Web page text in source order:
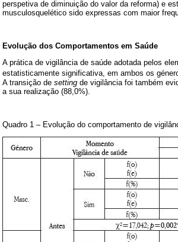
perspetiva de diminuição do valor da reforma) e
musculosquelético sido expressas com maior
Evolução dos Comportamentos em Saúde
A prática de vigilância de saúde adotada pelos
estatisticamente significativa, em ambos os
A transição de setting de vigilância foi também
a sua realização (88,0%).
Quadro 1 – Evolução do comportamento de